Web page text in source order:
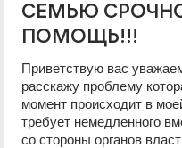
СЕМЬЮ
ПОМОЩЬ!!!
Приветствую вас
расскажу проблему
момент происходит в
требует немедленного
со стороны органов